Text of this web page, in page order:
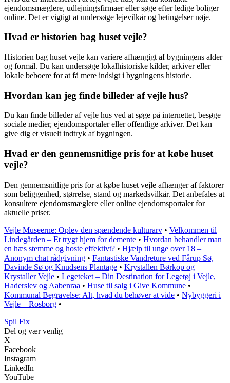
ejendomsmæglere, udlejningsfirmaer eller søge efter ledige boliger
online. Det er vigtigt at undersøge lejevilkår og betingelser nøje.
Hvad er historien bag huset vejle?
Historien bag huset vejle kan variere afhængigt af bygningens alder
og formål. Du kan undersøge lokalhistoriske kilder, arkiver eller
lokale beboere for at få mere indsigt i bygningens historie.
Hvordan kan jeg finde billeder af vejle hus?
Du kan finde billeder af vejle hus ved at søge på internettet, besøge
sociale medier, ejendomsportaler eller offentlige arkiver. Det kan
give dig et visuelt indtryk af bygningen.
Hvad er den gennemsnitlige pris for at købe huset
vejle?
Den gennemsnitlige pris for at købe huset vejle afhænger af faktorer
som beliggenhed, størrelse, stand og markedsvilkår. Det anbefales at
konsultere ejendomsmæglere eller online ejendomsportaler for
aktuelle priser.
Vejle Museerne: Oplev den spændende kulturarv • Velkommen til
Lindegården – Et trygt hjem for demente • Hvordan behandler man
en hæs stemme og hoste effektivt? • Hjælp til unge over 18 –
Anonym chat rådgivning • Fantastiske Vandreture ved Fårup Sø,
Davinde Sø og Knudsens Plantage • Krystallen Børkop og
Krystaller Vejle • Legeteket – Din Destination for Legetøj i Vejle,
Haderslev og Aabenraa • Huse til salg i Give Kommune •
Kommunal Begravelse: Alt, hvad du behøver at vide • Nybyggeri i
Vejle – Rosborg •
Spil Fix
Del og vær venlig
X
Facebook
Instagram
LinkedIn
YouTube